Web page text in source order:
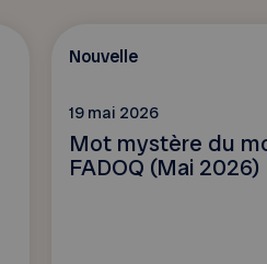
Nouvelle
19 mai 2026
Mot mystère du
FADOQ (Mai 2026)